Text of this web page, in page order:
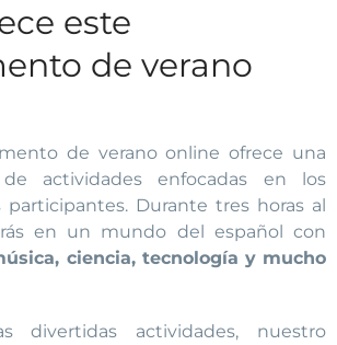
este
de verano
de verano online ofrece una
actividades enfocadas en los
participantes. Durante tres horas al
en un mundo del español con
ciencia, tecnología y mucho
divertidas actividades, nuestro